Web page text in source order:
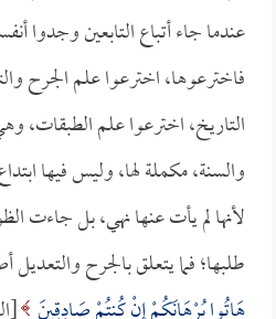
عندما جاء أتباع التابعين وجدوا
فاخترعوها، اخترعوا علم الجرح
التاريخ، اخترعوا علم الطبقات،
والسنة، مكملة لها، وليس فيها
لأنها لم يأت عنها نهي، بل جاءت
طلبها؛ فما يتعلق بالجرح والتعديل